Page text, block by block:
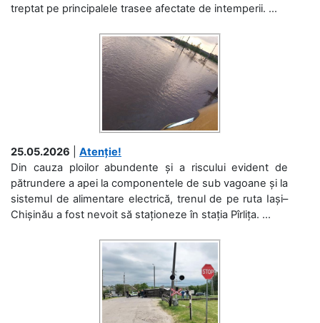
treptat pe principalele trasee afectate de intemperii. ...
25.05.2026
Atenție!
Din cauza ploilor abundente și a riscului evident de
pătrundere a apei la componentele de sub vagoane și la
sistemul de alimentare electrică, trenul de pe ruta Iași–
Chișinău a fost nevoit să staționeze în stația Pîrlița. ...